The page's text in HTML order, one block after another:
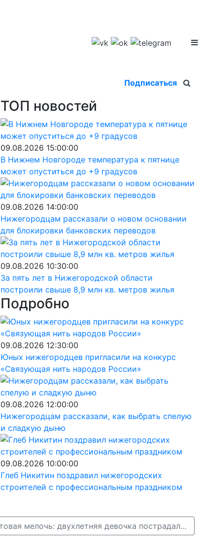
Подписаться
ТОП новостей
09.08.2026 15:00:00
В Нижнем Новгороде температура к пятнице
может опуститься до +9 градусов
09.08.2026 14:00:00
Нижегородцам рассказали о новом основании
для блокировки банковских переводов
09.08.2026 10:30:00
За пять лет в Нижегородской области
построили свыше 8,9 млн кв. метров жилья
Подробно
09.08.2026 12:30:00
Юных нижегородцев пригласили на конкурс
«Связующая нить народов России»
09.08.2026 12:00:00
Нижегородцам рассказали, как выбрать спелую
и сладкую дыню
09.08.2026 10:00:00
Глеб Никитин поздравил нижегородских
строителей с профессиональным праздником
Почему уксус — не бытовая мелочь: двухлетняя девочка пострадала в Воскресенском →